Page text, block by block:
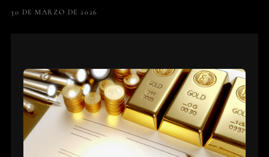
30 DE MARZO DE 2026